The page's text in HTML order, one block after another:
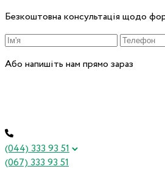
Безкоштовна консультація щодо
Або напишіть нам прямо зараз
(044) 333 93 51
(067) 333 93 51